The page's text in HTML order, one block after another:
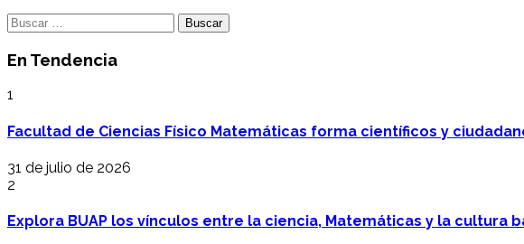
Buscar:
En Tendencia
1
Facultad de Ciencias Físico Matemáticas forma científicos y
31 de julio de 2026
2
Explora BUAP los vínculos entre la ciencia, Matemáticas y la cultura